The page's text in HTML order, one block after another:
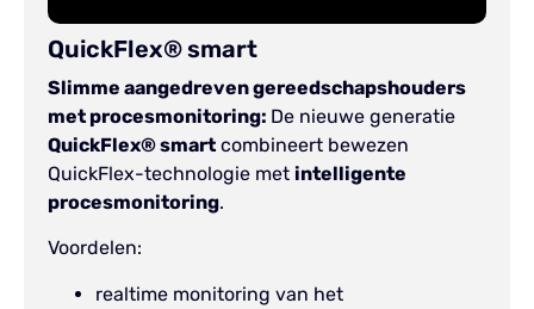
QuickFlex® smart
Slimme aangedreven gereedschapshouders
met procesmonitoring: De nieuwe generatie
QuickFlex® smart combineert bewezen
QuickFlex-technologie met intelligente
procesmonitoring.
Voordelen:
realtime monitoring van het